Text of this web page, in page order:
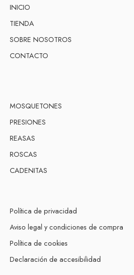
INICIO
TIENDA
SOBRE NOSOTROS
CONTACTO
MOSQUETONES
PRESIONES
REASAS
ROSCAS
CADENITAS
Política de privacidad
Aviso legal y condiciones de compra
Política de cookies
Declaración de accesibilidad